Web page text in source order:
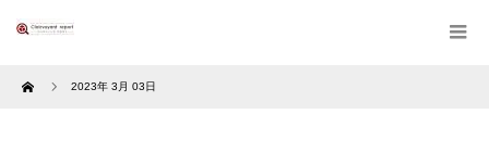
Home 2023年 3月 03日